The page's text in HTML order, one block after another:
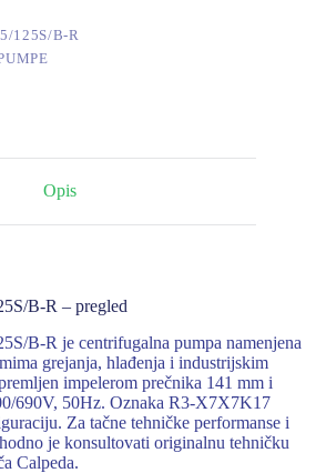
125S/B-R
Opis
B-R – pregled
B-R je centrifugalna pumpa namenjena
grejanja, hlađenja i industrijskim
impelerom prečnika 141 mm i
690V, 50Hz. Oznaka R3-X7X7K17
Za tačne tehničke performanse i
je konsultovati originalnu tehničku
Calpeda.